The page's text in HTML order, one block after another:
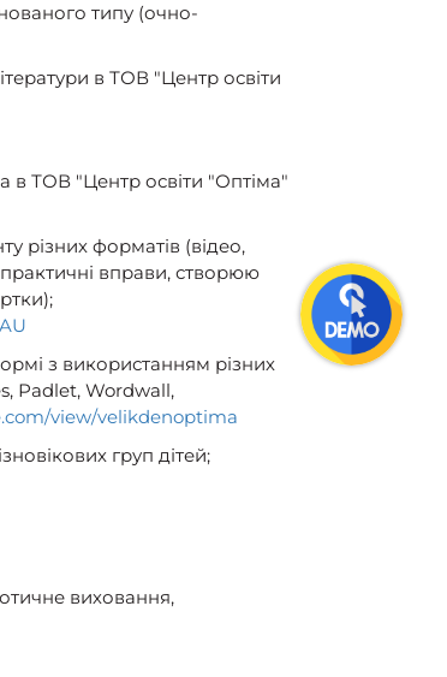
типу (очно-
в ТОВ "Центр освіти
в ТОВ "Центр освіти "Оптіма"
різних форматів (відео,
вправи, створюю
з використанням різних
Рadlet, Wordwall,
view/velikdenoptima
груп дітей;
виховання,